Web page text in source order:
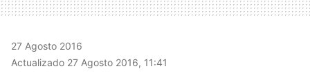
27 Agosto 2016
Actualizado 27 Agosto 2016, 11:41